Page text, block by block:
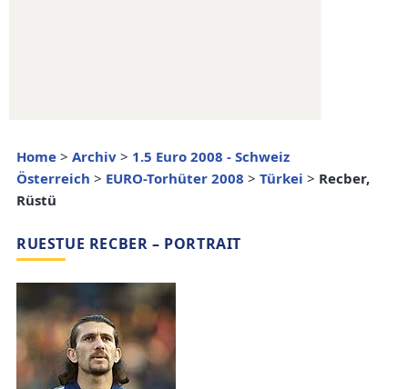
Home > Archiv > 1.5 Euro 2008 - Schweiz
Österreich > EURO-Torhüter 2008 > Türkei > Recber,
Rüstü
RUESTUE RECBER – PORTRAIT